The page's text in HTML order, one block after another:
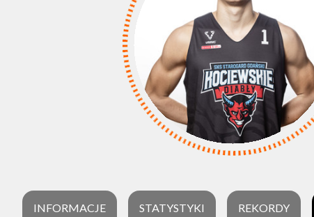
INFORMACJE STATYSTYKI REKORDY